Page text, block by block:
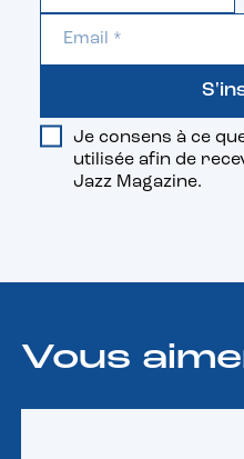
Je consens à ce
utilisée afin de
Jazz Magazine.
Vous